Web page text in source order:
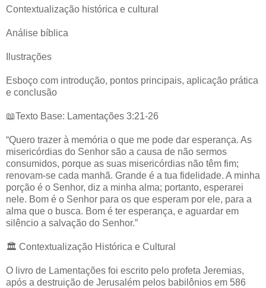
Contextualização histórica e cultural
Análise bíblica
Ilustrações
Esboço com introdução, pontos principais, aplicação prática
e conclusão
📖Texto Base: Lamentações 3:21-26
“Quero trazer à memória o que me pode dar esperança. As
misericórdias do Senhor são a causa de não sermos
consumidos, porque as suas misericórdias não têm fim;
renovam-se cada manhã. Grande é a tua fidelidade. A minha
porção é o Senhor, diz a minha alma; portanto, esperarei
nele. Bom é o Senhor para os que esperam por ele, para a
alma que o busca. Bom é ter esperança, e aguardar em
silêncio a salvação do Senhor.”
🏛️ Contextualização Histórica e Cultural
O livro de Lamentações foi escrito pelo profeta Jeremias,
após a destruição de Jerusalém pelos babilônios em 586